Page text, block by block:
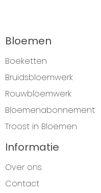
Bloemen
Boeketten
Bruidsbloemwerk
Rouwbloemwerk
Bloemenabonnement
Troost in Bloemen
Informatie
Over ons
Contact